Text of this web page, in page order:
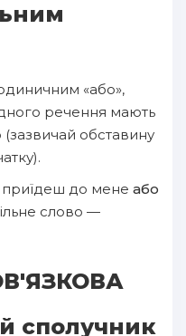
«або»,
речення мають
обставину
приїдеш до мене або
слово —
сполучник